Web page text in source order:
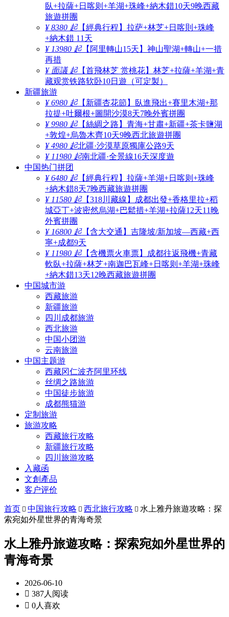
臥+拉薩+日喀则+羊湖+珠峰+納木錯10天9晚西藏
旅遊拼團
¥ 8380 起【經典行程】拉萨+林芝+日喀則+珠峰
+納木錯 11天
¥ 13980 起【阿里轉山15天】神山聖湖+轉山+一措
再措
¥ 面議 起【首飛林芝 赏桃花】林芝+拉薩+羊湖+青
藏观赏铁路软卧10日遊（可定製）
新疆旅游
¥ 6980 起【新疆杏花節】臥進飛出+賽里木湖+那
拉提+吐爾根+圖開沙漠8天7晚外賓拼團
¥ 9980 起【絲綢之路】青海+甘肅+新疆+茶卡鹽湖
+敦煌+烏魯木齊10天9晚西北旅遊拼團
¥ 4980 起北疆·沙漠草原獨庫公路9天
¥ 11980 起南北疆·全景線16天深度遊
中国热门拼团
¥ 6480 起【經典行程】拉薩+羊湖+日喀则+珠峰
+納木錯8天7晚西藏旅遊拼團
¥ 11580 起【318川藏線】成都出發+香格里拉+稻
城亞丁+波密然烏湖+巴鬆措+羊湖+拉薩12天11晚
外賓拼團
¥ 16800 起【含大交通】吉隆坡/新加坡—西藏+西
寧+成都9天
¥ 11980 起【含機票火車票】成都往返飛機+青藏
軟臥+拉薩+林芝+南迦巴瓦峰+日喀则+羊湖+珠峰
+納木錯13天12晚西藏旅遊拼團
中国城市游
西藏旅游
新疆旅游
四川成都旅游
西北旅游
中国小团游
云南旅游
中国主题游
西藏冈仁波齐阿里环线
丝绸之路旅游
中国徒步旅游
成都熊猫游
定制旅游
旅游攻略
西藏旅行攻略
新疆旅行攻略
四川旅游攻略
入藏函
文創產品
客户评价
首页  中国旅行攻略  西北旅行攻略  水上雅丹旅遊攻略：探
索宛如外星世界的青海奇景
水上雅丹旅遊攻略：探索宛如外星世界的
青海奇景
2026-06-10
 387人阅读
 0人喜欢